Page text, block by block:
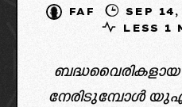
FAF
LESS 1
ബദ്ധവൈരികളായ
നേരിടുമ്പോൾ